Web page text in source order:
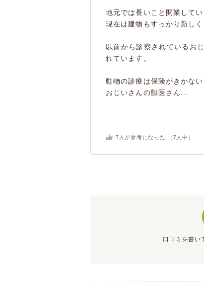
地元では長いこと開業してい
現在は建物もすっかり新し
以前から診察されているお
れています。
動物の診療は保険がきかない
おじいさんの獣医さん...
7 人が参考になった （ 7 人中）
口コミを書い